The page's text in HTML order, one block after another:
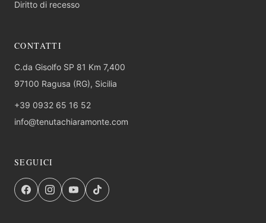
Diritto di recesso
CONTATTI
C.da Gisolfo SP 81 Km 7,400
97100 Ragusa (RG), Sicilia
+39 0932 65 16 52
info@tenutachiaramonte.com
SEGUICI